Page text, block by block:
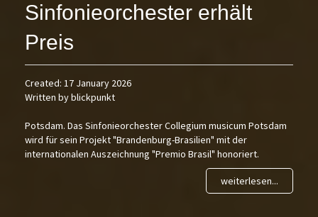
Sinfonieorchester erhält
Preis
Created: 17 January 2026
Written by blickpunkt
Potsdam. Das Sinfonieorchester Collegium musicum Potsdam
wird für sein Projekt "Brandenburg-Brasilien" mit der
internationalen Auszeichnung "Premio Brasil" honoriert.
weiterlesen...